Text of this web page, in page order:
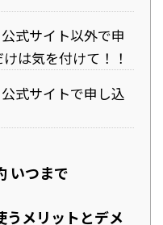
式サイト以外で申
は気を付けて！！
式サイトで申し込
いつまで
うメリットとデメ